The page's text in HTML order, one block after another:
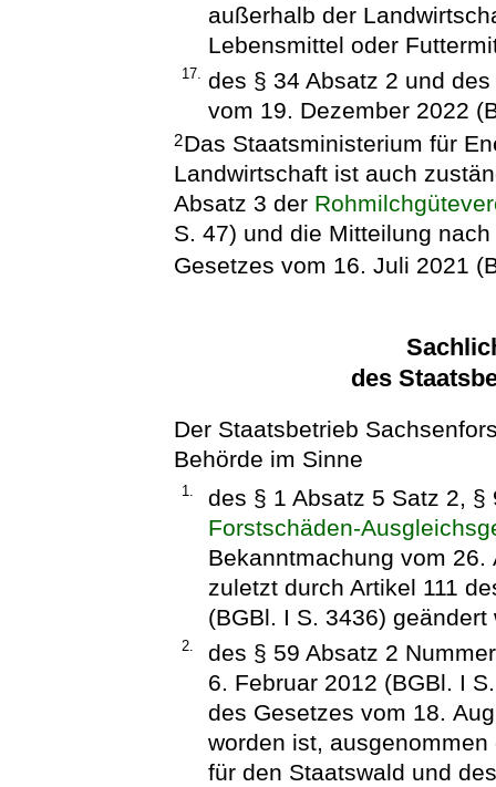
außerhalb der
Lebensmittel oder
17. des § 34 Absatz 2 und
vom 19. Dezember 2022
2Das Staatsministerium für
Landwirtschaft ist auch
Absatz 3 der
S. 47) und die Mitteilung
Gesetzes vom 16. Juli 2021
des
Der Staatsbetrieb
Behörde im Sinne
1.
des § 1 Absatz 5 Satz 2,
Forstschäden-
Bekanntmachung vom
zuletzt durch Artikel 111
(BGBl. I S. 3436) geändert
2.
des § 59 Absatz 2
6. Februar 2012 (BGBl. I
des Gesetzes vom 18.
worden ist,
für den Staatswald und